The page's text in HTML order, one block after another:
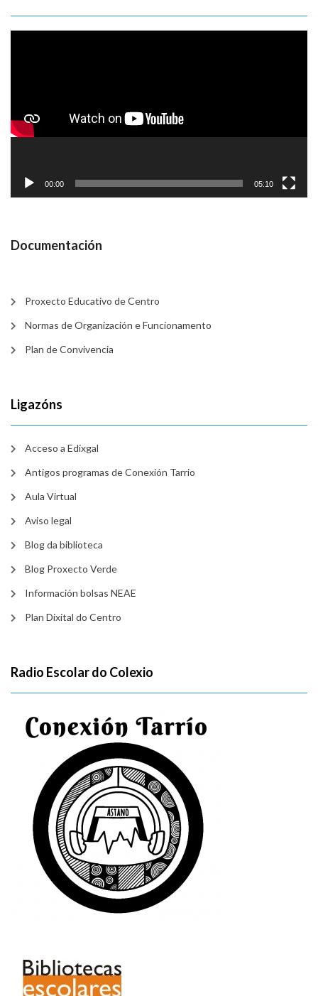
00:00 05:10
Documentación
Proxecto Educativo de Centro
Normas de Organización e Funcionamento
Plan de Convivencia
Ligazóns
Acceso a Edixgal
Antigos programas de Conexión Tarrio
Aula Virtual
Aviso legal
Blog da biblioteca
Blog Proxecto Verde
Información bolsas NEAE
Plan Dixital do Centro
Radio Escolar do Colexio